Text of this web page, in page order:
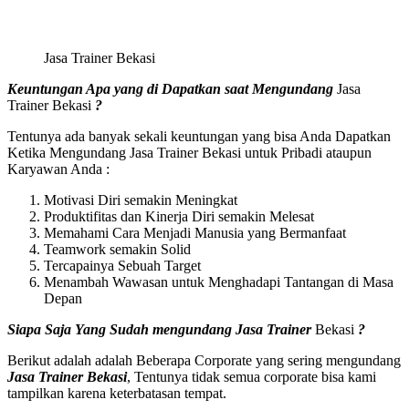
Jasa Trainer Bekasi
Keuntungan Apa yang di Dapatkan saat Mengundang Jasa
Trainer Bekasi ?
Tentunya ada banyak sekali keuntungan yang bisa Anda Dapatkan
Ketika Mengundang Jasa Trainer Bekasi untuk Pribadi ataupun
Karyawan Anda :
Motivasi Diri semakin Meningkat
Produktifitas dan Kinerja Diri semakin Melesat
Memahami Cara Menjadi Manusia yang Bermanfaat
Teamwork semakin Solid
Tercapainya Sebuah Target
Menambah Wawasan untuk Menghadapi Tantangan di Masa
Depan
Siapa Saja Yang Sudah mengundang Jasa TrainerBekasi ?
Berikut adalah adalah Beberapa Corporate yang sering mengundang
Jasa Trainer Bekasi, Tentunya tidak semua corporate bisa kami
tampilkan karena keterbatasan tempat.